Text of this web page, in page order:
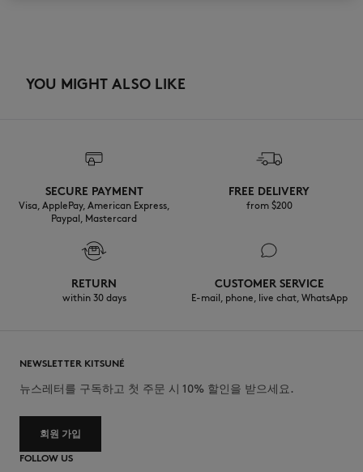
YOU MIGHT ALSO LIKE
SECURE PAYMENT
Visa, ApplePay, American Express,
Paypal, Mastercard
FREE DELIVERY
from $200
RETURN
within 30 days
CUSTOMER SERVICE
E-mail, phone, live chat, WhatsApp
NEWSLETTER KITSUNÉ
뉴스레터를 구독하고 첫 주문 시 10% 할인을 받으세요.
회원 가입
FOLLOW US